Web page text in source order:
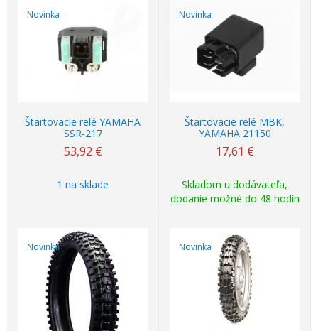
Novinka
Štartovacie relé YAMAHA
SSR-217
53,92 €
1 na sklade
Novinka
Štartovacie relé MBK,
YAMAHA 21150
17,61 €
Skladom u dodávateľa,
dodanie možné do 48 hodín
Novinka Novinka